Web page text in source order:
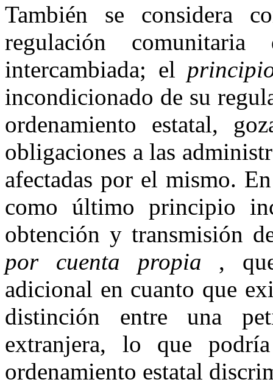
También se considera
regulación
intercambiada; el
incondicionado de su
ordenamiento estatal,
obligaciones a las
afectadas por el mismo.
como último principio
obtención y transmisión
por cuenta propia ,
adicional en cuanto que
distinción entre una
extranjera, lo que
ordenamiento estatal